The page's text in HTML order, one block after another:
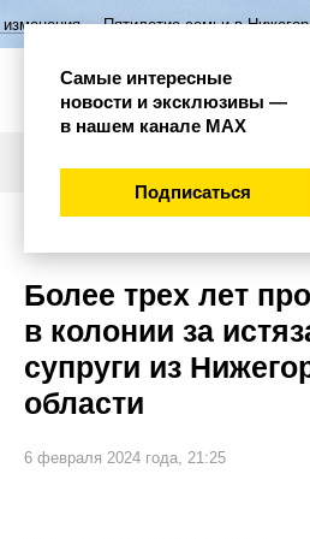
Пятилетие семьи в Нижегородской
Более трех лет
в колонии за
супруги из
области
6 февраля 2024 года, 21:25
Самые интересные
новости и эксклюзивы —
в нашем канале МАХ
Подписаться